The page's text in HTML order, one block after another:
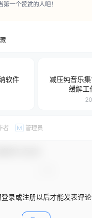
一个赞赏的人吧！
软件
减压纯音乐
缓解工
者 M 管理员
录或注册以后才能发表评论